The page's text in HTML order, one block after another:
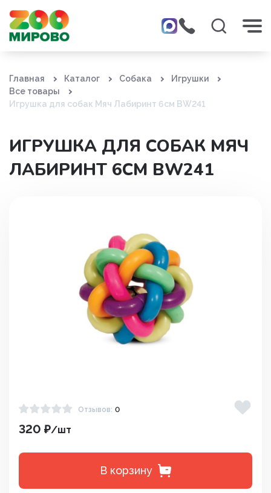
Главная Каталог Собака
Игрушки
Все товары
Игрушка для собак Мяч Лабиринт 6см BW241
ИГРУШКА ДЛЯ СОБАК МЯЧ
ЛАБИРИНТ 6СМ BW241
Отзывов: 0
320 ₽/шт
В корзину